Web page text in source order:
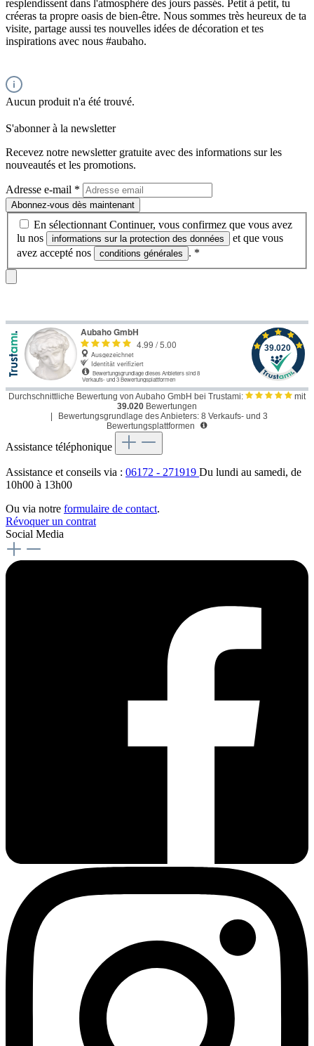
resplendissent dans l'atmosphère des jours passés. Petit à petit, tu
créeras ta propre oasis de bien-être. Nous sommes très heureux de ta
visite, partage aussi tes nouvelles idées de décoration et tes
inspirations avec nous #aubaho.
Aucun produit n'a été trouvé.
S'abonner à la newsletter
Recevez notre newsletter gratuite avec des informations sur les
nouveautés et les promotions.
Adresse e-mail *
Abonnez-vous dès maintenant
En sélectionnant Continuer, vous confirmez que vous avez
lu nos
informations sur la protection des données
et que vous
avez accepté nos
conditions générales . *
Durchschnittliche Bewertung von Aubaho GmbH bei Trustami:
mit
39.020 Bewertungen
Bewertungsgrundlage des Anbieters: 8 Verkaufs- und 3
Bewertungsplattformen
Assistance téléphonique
Assistance et conseils via : 06172 - 271919 Du lundi au samedi, de
10h00 à 13h00
Ou via notre formulaire de contact.
Révoquer un contrat
Social Media